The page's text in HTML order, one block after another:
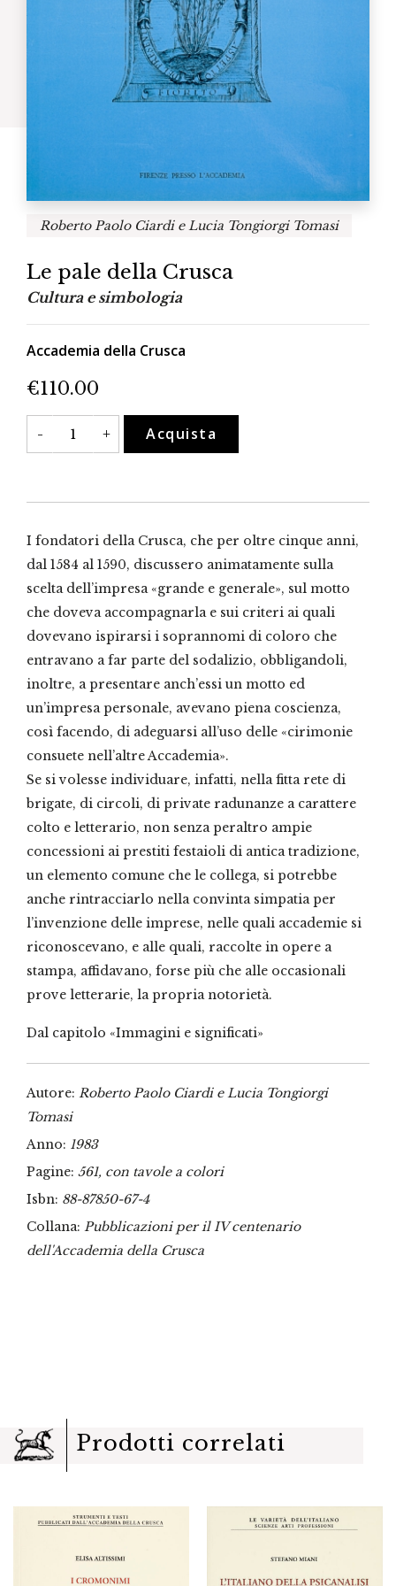
Roberto Paolo Ciardi e Lucia Tongiorgi Tomasi
Le pale della Crusca
Cultura e simbologia
Accademia della Crusca
€110.00
-
Le
pale
della
+ Acquista
I fondatori della Crusca, che per oltre cinque anni,
dal 1584 al 1590, discussero animatamente sulla
scelta dell’impresa «grande e generale», sul motto
che doveva accompagnarla e sui criteri ai quali
dovevano ispirarsi i soprannomi di coloro che
entravano a far parte del sodalizio, obbligandoli,
inoltre, a presentare anch’essi un motto ed
un’impresa personale, avevano piena coscienza,
così facendo, di adeguarsi all’uso delle «cirimonie
consuete nell’altre Accademia».
Se si volesse individuare, infatti, nella fitta rete di
brigate, di circoli, di private radunanze a carattere
colto e letterario, non senza peraltro ampie
concessioni ai prestiti festaioli di antica tradizione,
un elemento comune che le collega, si potrebbe
anche rintracciarlo nella convinta simpatia per
l’invenzione delle imprese, nelle quali accademie si
riconoscevano, e alle quali, raccolte in opere a
stampa, affidavano, forse più che alle occasionali
prove letterarie, la propria notorietà.
Dal capitolo «Immagini e significati»
Autore: Roberto Paolo Ciardi e Lucia Tongiorgi
Tomasi
Anno: 1983
Pagine: 561, con tavole a colori
Isbn: 88-87850-67-4
Collana: Pubblicazioni per il IV centenario
dell'Accademia della Crusca
Prodotti correlati